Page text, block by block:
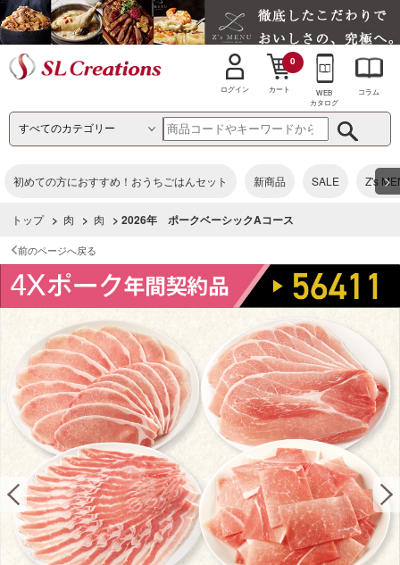
ログイン カート
0
WEB
カタログ
コラム
初めての方におすすめ！おうちごはんセット 新商品 SALE Z's >
トップ > 肉 > 肉 > 2026年 ポークベーシックAコース
前のページへ戻る